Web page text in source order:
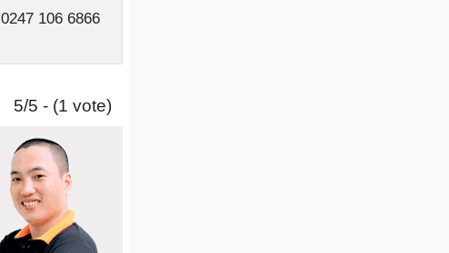
0247 106 6866
5/5 - (1 vote)